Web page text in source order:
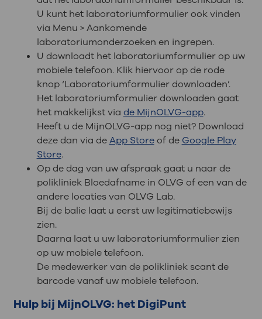
U kunt het laboratoriumformulier ook vinden
via Menu > Aankomende
laboratoriumonderzoeken en ingrepen.
U downloadt het laboratoriumformulier op uw
mobiele telefoon. Klik hiervoor op de rode
knop ‘Laboratoriumformulier downloaden’.
Het laboratoriumformulier downloaden gaat
het makkelijkst via de MijnOLVG-app.
Heeft u de MijnOLVG-app nog niet? Download
deze dan via deApp Storeof de Google Play
Store.
Op de dag van uw afspraak gaat u naar de
polikliniek Bloedafname in OLVG of een van de
andere locaties van OLVG Lab.
Bij de balie laat u eerst uw legitimatiebewijs
zien.
Daarna laat u uw laboratoriumformulier zien
op uw mobiele telefoon.
De medewerker van de polikliniek scant de
barcode vanaf uw mobiele telefoon.
Hulp bij MijnOLVG: het DigiPunt